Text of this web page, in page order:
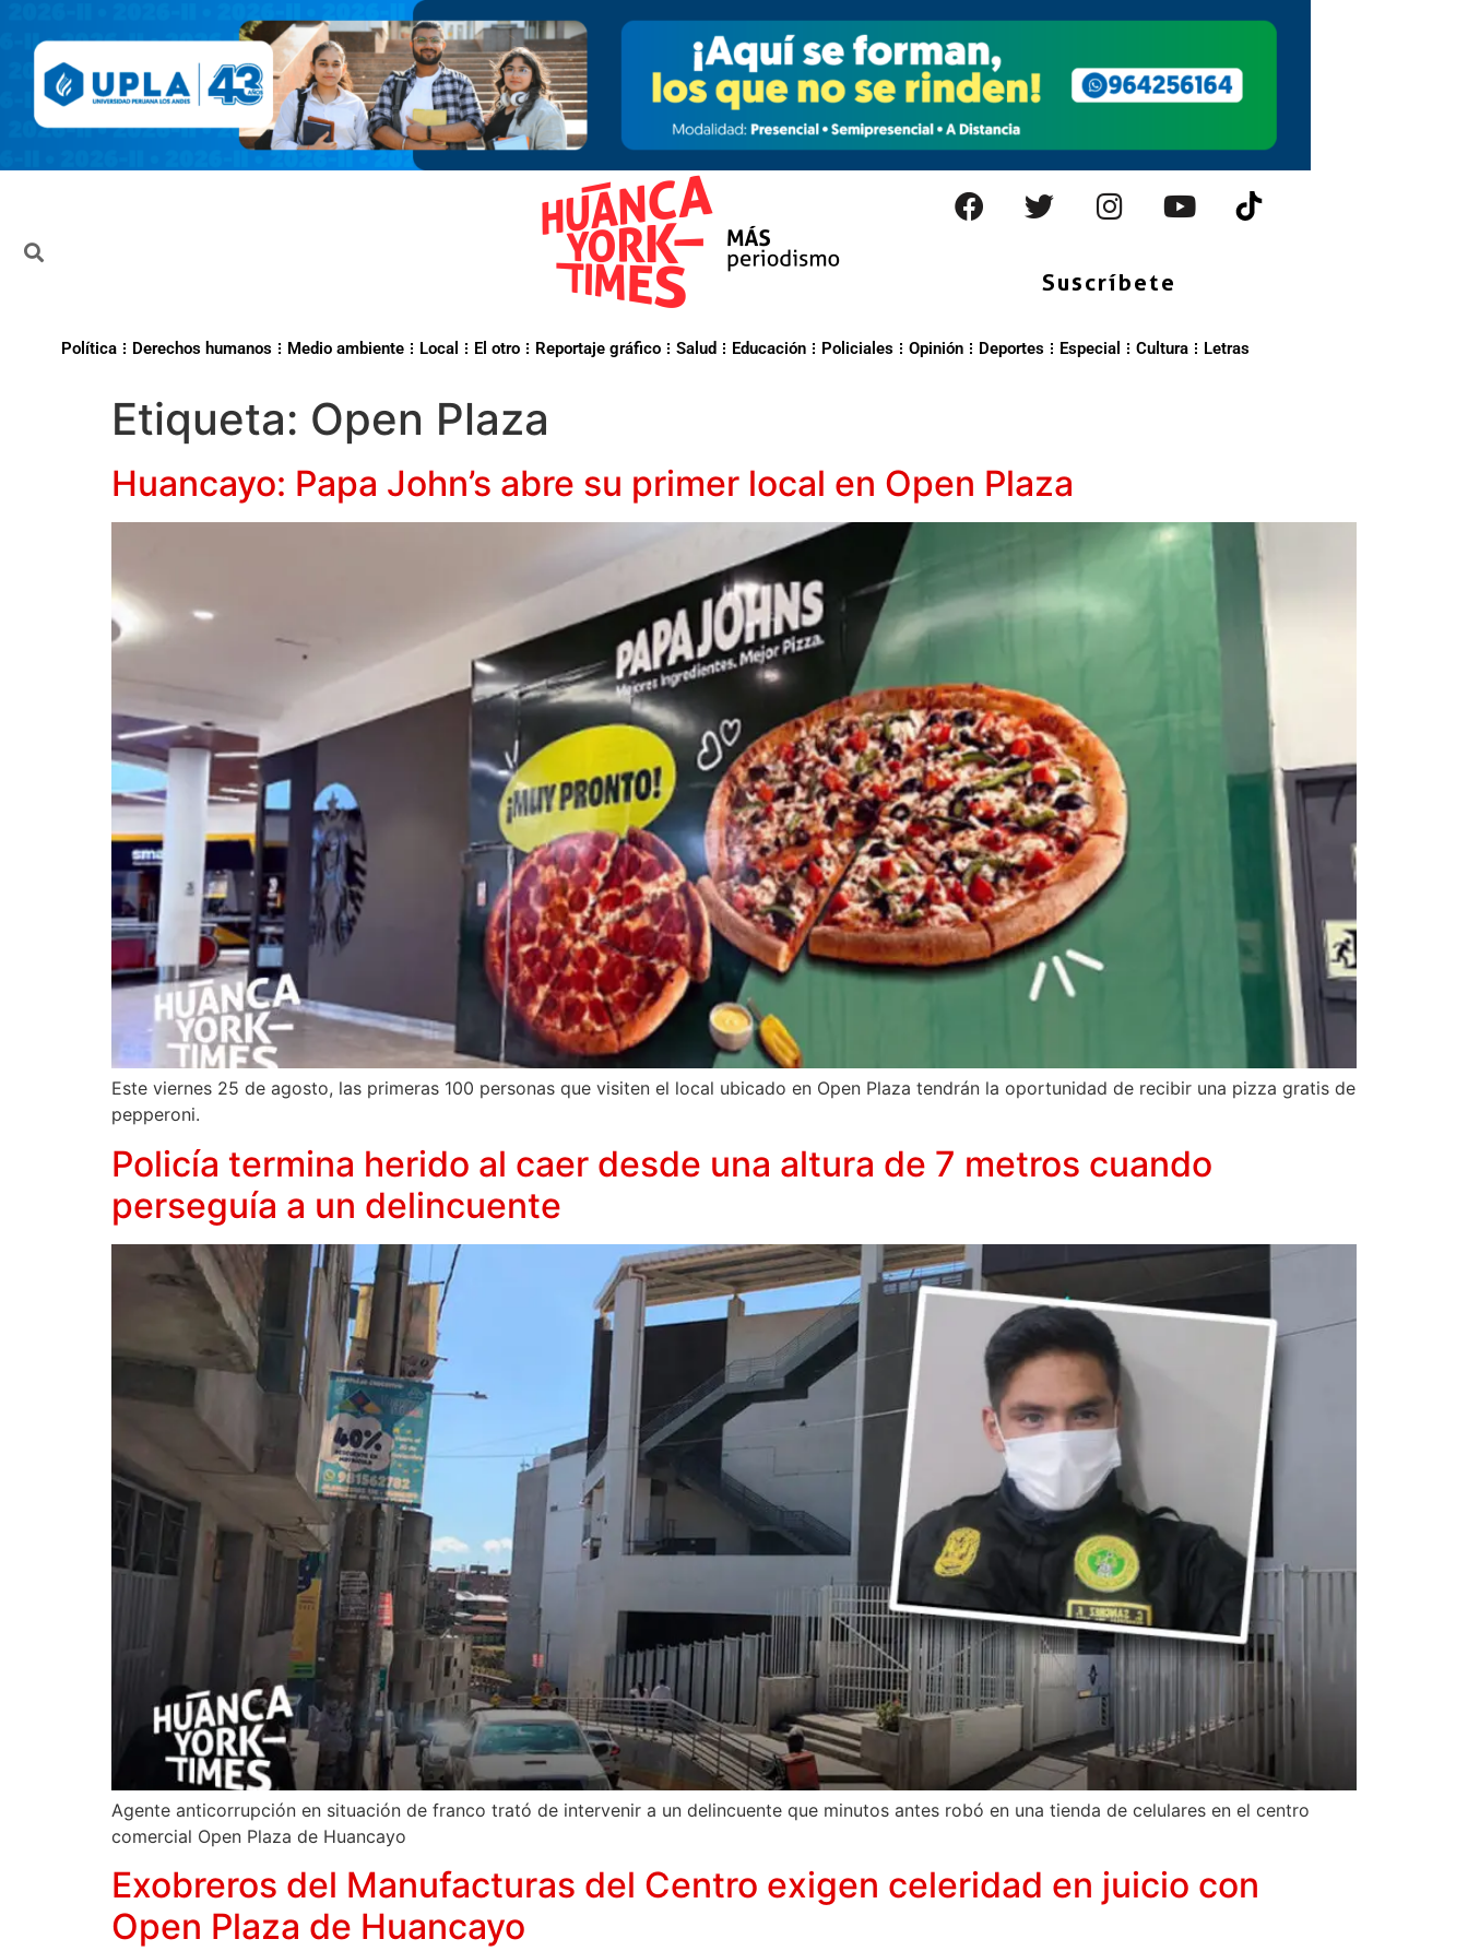
Suscríbete
Política Derechos humanos Medio ambiente Local El otro Reportaje gráfico Salud Educación Policiales Opinión Deportes Especial Cultura Letras
Etiqueta: Open Plaza
Huancayo: Papa John’s abre su primer local en Open Plaza
Este viernes 25 de agosto, las primeras 100 personas que visiten el local ubicado en Open Plaza tendrán la oportunidad de recibir una pizza gratis de
pepperoni.
Policía termina herido al caer desde una altura de 7 metros cuando
perseguía a un delincuente
Agente anticorrupción en situación de franco trató de intervenir a un delincuente que minutos antes robó en una tienda de celulares en el centro
comercial Open Plaza de Huancayo
Exobreros del Manufacturas del Centro exigen celeridad en juicio con
Open Plaza de Huancayo